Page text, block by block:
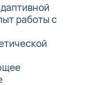
работы с